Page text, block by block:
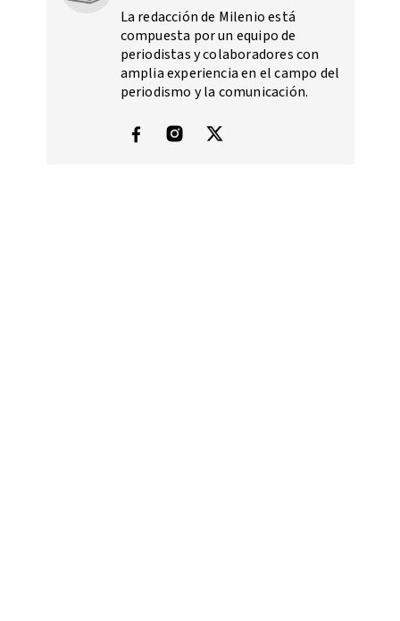
La redacción de Milenio está
compuesta por un equipo de
periodistas y colaboradores con
amplia experiencia en el campo del
periodismo y la comunicación.